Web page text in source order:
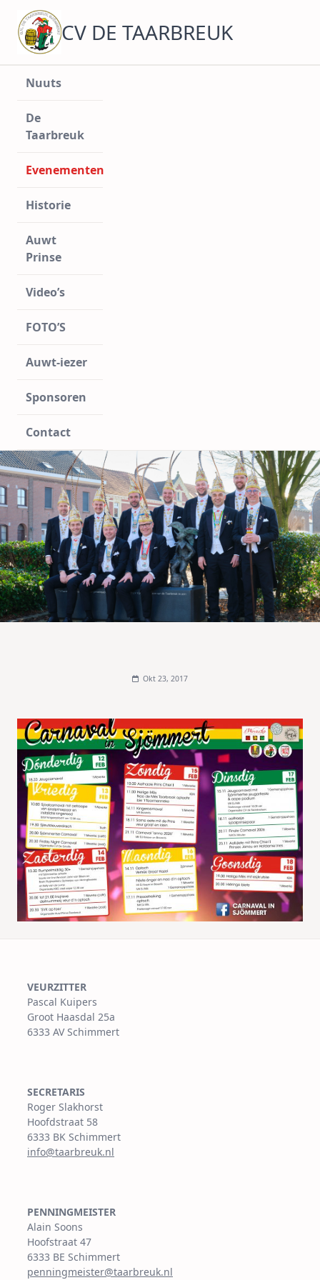
naar
inhoud
CV DE TAARBREUK
Nuuts
De
Taarbreuk
Evenementen
Historie
Auwt
Prinse
Video’s
FOTO’S
Auwt-iezer
Sponsoren
Contact
Okt 23, 2017
VEURZITTER
Pascal Kuipers
Groot Haasdal 25a
6333 AV Schimmert
SECRETARIS
Roger Slakhorst
Hoofdstraat 58
6333 BK Schimmert
info@taarbreuk.nl
PENNINGMEISTER
Alain Soons
Hoofstraat 47
6333 BE Schimmert
penningmeister@taarbreuk.nl